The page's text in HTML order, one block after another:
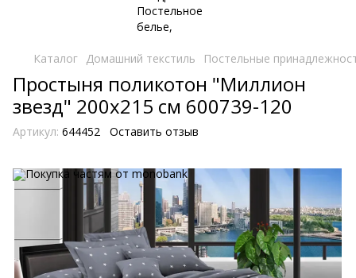
Каталог Домашний текстиль Постельные
Простыня поликотон "Миллион
звезд" 200х215 см 600739-120
Артикул: 644452 Оставить отзыв